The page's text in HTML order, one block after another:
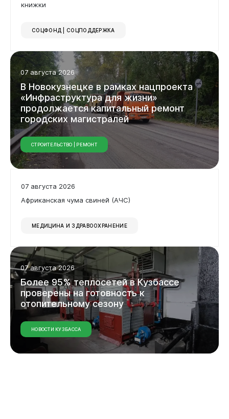
книжки
СОЦФОНД | СОЦПОДДЕРЖКА
07 августа 2026
В Новокузнецкеврамкахнацпроекта
«Инфраструктурадляжизни»
продолжаетсякапитальныйремонт
городских магистралей
СТРОИТЕЛЬСТВО | РЕМОНТ
07 августа 2026
Африканская чума свиней (АЧС)
МЕДИЦИНА И ЗДРАВООХРАНЕНИЕ
07 августа 2026
Более95%теплосетейвКузбассе
проверенынаготовностьк
отопительномусезону
НОВОСТИ КУЗБАССА